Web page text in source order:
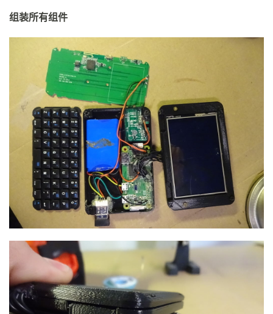
组装所有组件